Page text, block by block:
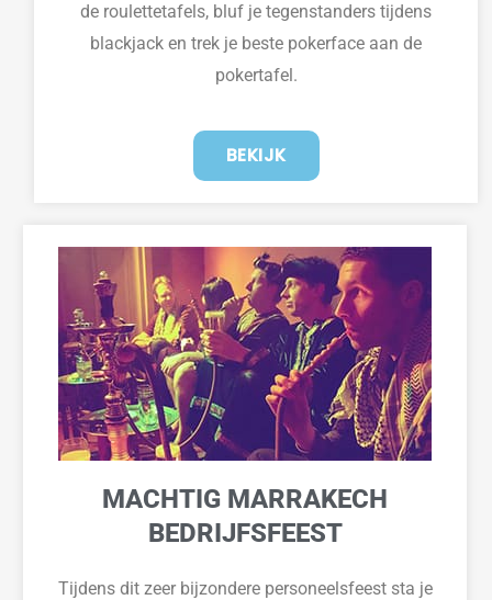
de roulettetafels, bluf je tegenstanders tijdens
blackjack en trek je beste pokerface aan de
pokertafel.
BEKIJK
MACHTIG MARRAKECH
BEDRIJFSFEEST
Tijdens dit zeer bijzondere personeelsfeeststa je